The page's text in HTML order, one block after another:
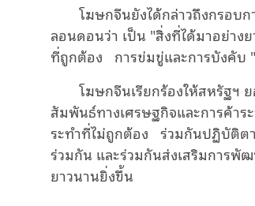
โฆษกจีนยังได้กล่าวถึงกรอบก
ลอนดอนว่า เป็น "สิ่งที่ได้มาอย่าง
ที่ถูกต้อง การข่มขู่และการบังคับ
โฆษกจีนเรียกร้องให้สหรัฐฯ
สัมพันธ์ทางเศรษฐกิจและการค้า
ระทำที่ไม่ถูกต้อง ร่วมกันปฏิบัติต
ร่วมกัน และร่วมกันส่งเสริมการพั
ยาวนานยิ่งขึ้น